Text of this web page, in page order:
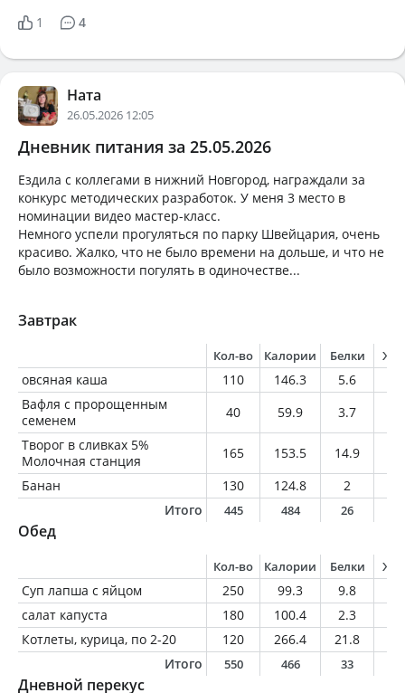
1
4
Ната
26.05.2026 12:05
Дневник питания за 25.05.2026
Ездила с коллегами в нижний Новгород, награждали за
конкурс методических разработок. У меня 3 место в
номинации видео мастер-класс.
Немного успели прогуляться по парку Швейцария, очень
красиво. Жалко, что не было времени на дольше, и что не
было возможности погулять в одиночестве...
Завтрак
Кол-во Калории Белки
овсяная каша 110 146.3 5.6
Вафля с пророщенным
семенем
40 59.9 3.7
Творог в сливках 5%
Молочная станция
165 153.5 14.9
Банан
130 124.8 2
Итого
445 484 26
Обед
Кол-во Калории Белки
Суп лапша с яйцом 250 99.3 9.8
салат капуста
180 100.4 2.3
Котлеты, курица, по 2-20
120 266.4 21.8
Итого
550 466 33
Дневной перекус